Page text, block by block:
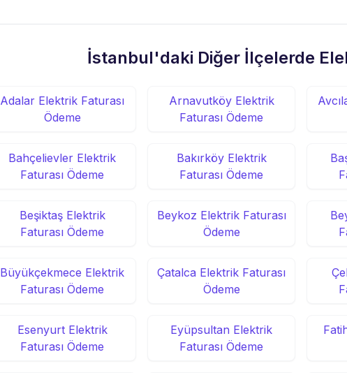
İstanbul'daki Diğer İlçelerde
Adalar Elektrik Faturası
Ödeme
Arnavutköy Elektrik
Faturası Ödeme
Bahçelievler Elektrik
Faturası Ödeme
Bakırköy Elektrik
Faturası Ödeme
Beşiktaş Elektrik
Faturası Ödeme
Beykoz Elektrik Faturası
Ödeme
Büyükçekmece Elektrik
Faturası Ödeme
Çatalca Elektrik Faturası
Ödeme
Esenyurt Elektrik
Faturası Ödeme
Eyüpsultan Elektrik
Faturası Ödeme